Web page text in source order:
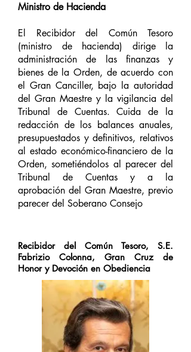
Ministro de Hacienda
El Recibidor del Común Tesoro
(ministro de hacienda) dirige la
administración de las finanzas y
bienes de la Orden, de acuerdo con
el Gran Canciller, bajo la autoridad
del Gran Maestre y la vigilancia del
Tribunal de Cuentas. Cuida de la
redacción de los balances anuales,
presupuestados y definitivos, relativos
al estado económico-financiero de la
Orden, sometiéndolos al parecer del
Tribunal de Cuentas y a la
aprobación del Gran Maestre, previo
parecer del Soberano Consejo
Recibidor del Común Tesoro, S.E.
Fabrizio Colonna, Gran Cruz de
Honor y Devoción en Obediencia